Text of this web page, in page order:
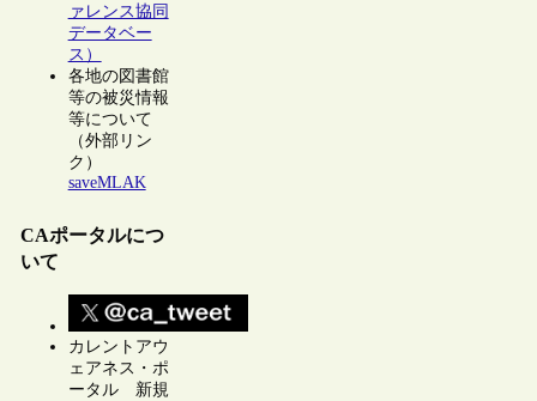
ァレンス協同
データベー
ス）
各地の図書館
等の被災情報
等について
（外部リン
ク）
saveMLAK
CAポータルにつ
いて
カレントアウ
ェアネス・ポ
ータル 新規